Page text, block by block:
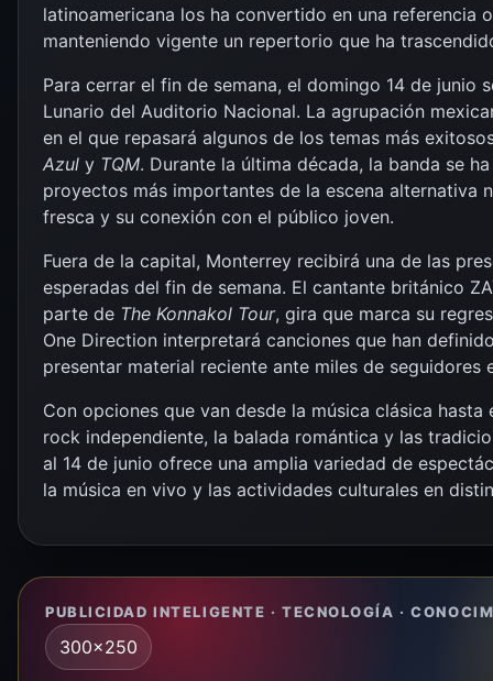
latinoamericana los ha convertido en una referencia
manteniendo vigente un repertorio que ha
Para cerrar el fin de semana, el domingo 14 de junio
Lunario del Auditorio Nacional. La agrupación
en el que repasará algunos de los temas más
Azul y TQM. Durante la última década, la banda se
proyectos más importantes de la escena alternativa
fresca y su conexión con el público joven.
Fuera de la capital, Monterrey recibirá una de las
esperadas del fin de semana. El cantante británico
parte de The Konnakol Tour, gira que marca su
One Direction interpretará canciones que han
presentar material reciente ante miles de seguidores
Con opciones que van desde la música clásica
rock independiente, la balada romántica y las
al 14 de junio ofrece una amplia variedad de
la música en vivo y las actividades culturales en
PUBLICIDAD INTELIGENTE · TECNOLOGÍA ·
300x250